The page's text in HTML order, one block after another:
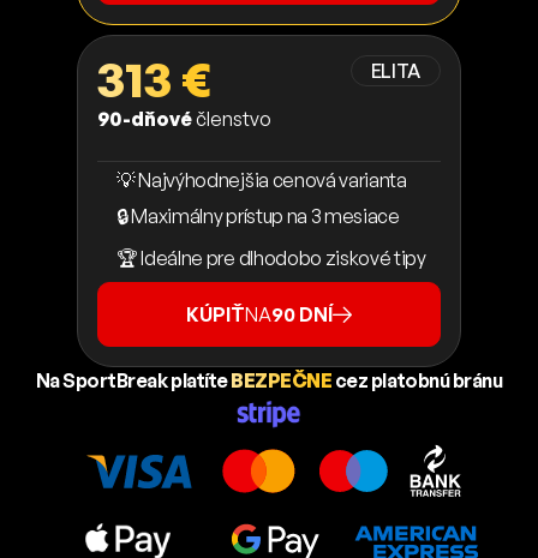
ELITA
313 €
90-dňovéčlenstvo
💡 Najvýhodnejšia cenová varianta
🔒 Maximálny prístup na 3 mesiace
🏆 Ideálne pre dlhodobo ziskové tipy
KÚPIŤNA90 DNÍ
Na SportBreak platíteBEZPEČNE cez platobnú bránu